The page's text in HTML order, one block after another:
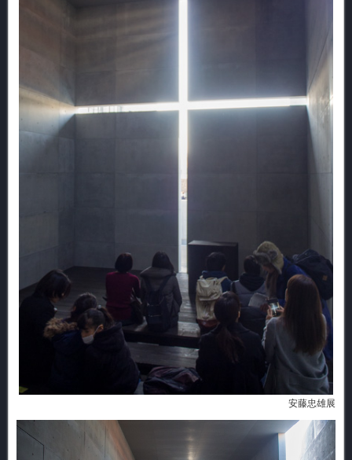
安藤忠雄展